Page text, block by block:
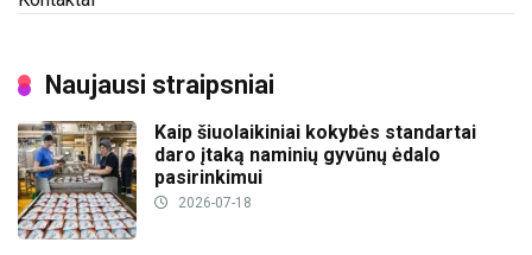
Naujausi straipsniai
Kaip šiuolaikiniai kokybės standartai
daro įtaką naminių gyvūnų ėdalo
pasirinkimui
2026-07-18